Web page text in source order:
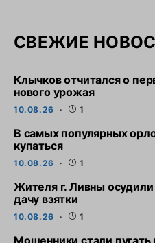
СВЕЖИЕ
Клычков отчитался о
нового урожая
10.08.26 1
В самых популярных
купаться
10.08.26 1
Жителя г. Ливны
дачу взятки
10.08.26 1